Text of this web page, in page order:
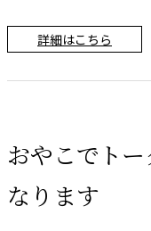
詳細はこちら
おやこでト
なります